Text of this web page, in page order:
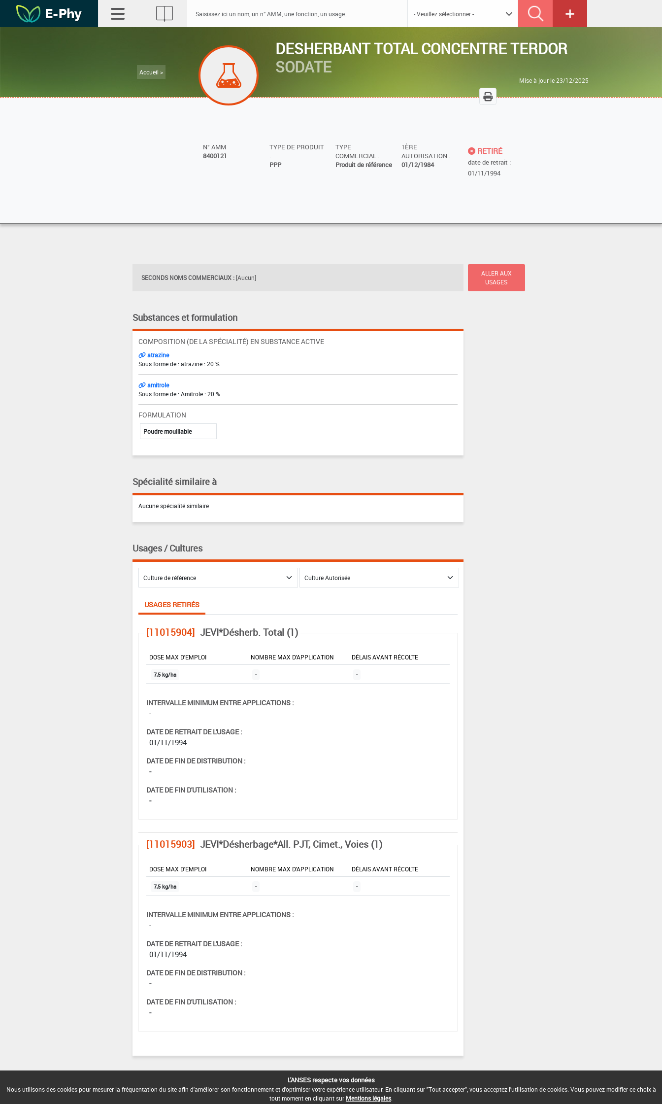
Accueil >
DESHERBANT TOTAL CONCENTRE TERDOR
SODATE
Mise à jour le 23/12/2025
N° AMM
8400121
TYPE DE PRODUIT
:
PPP
TYPE
COMMERCIAL :
Produit de référence
1ÈRE
AUTORISATION :
01/12/1984
RETIRÉ
date de retrait :
01/11/1994
SECONDS NOMS COMMERCIAUX : [Aucun]
ALLER AUX
USAGES
Substances et formulation
COMPOSITION (DE LA SPÉCIALITÉ) EN SUBSTANCE ACTIVE
atrazine
Sous forme de : atrazine : 20 %
amitrole
Sous forme de : Amitrole : 20 %
FORMULATION
Poudre mouillable
Spécialité similaire à
Aucune spécialité similaire
Usages / Cultures
USAGES RETIRÉS
[11015904] JEVI*Désherb. Total (1)
DOSE MAX D'EMPLOI NOMBRE MAX D'APPLICATION DÉLAIS AVANT RÉCOLTE
7,5 kg/ha - -
INTERVALLE MINIMUM ENTRE APPLICATIONS :
-
DATE DE RETRAIT DE L'USAGE :
01/11/1994
DATE DE FIN DE DISTRIBUTION :
-
DATE DE FIN D'UTILISATION :
-
[11015903] JEVI*Désherbage*All. PJT, Cimet., Voies (1)
DOSE MAX D'EMPLOI NOMBRE MAX D'APPLICATION DÉLAIS AVANT RÉCOLTE
7,5 kg/ha - -
INTERVALLE MINIMUM ENTRE APPLICATIONS :
-
DATE DE RETRAIT DE L'USAGE :
01/11/1994
DATE DE FIN DE DISTRIBUTION :
-
DATE DE FIN D'UTILISATION :
-
L'ANSES respecte vos données
Nous utilisons des cookies pour mesurer la fréquentation du site afin d'améliorer son fonctionnement et d'optimiser votre expérience utilisateur. En cliquant sur "Tout accepter", vous acceptez l'utilisation de cookies. Vous pouvez modifier ce choix à
tout moment en cliquant sur Mentions légales